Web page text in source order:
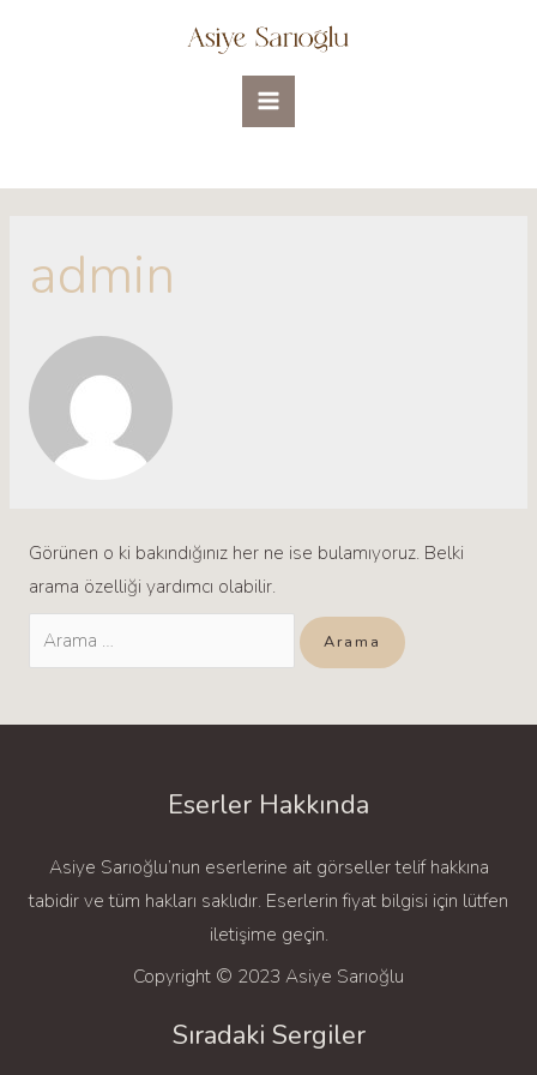
admin
Görünen o ki bakındığınız her ne ise bulamıyoruz. Belki
arama özelliği yardımcı olabilir.
Eserler Hakkında
Asiye Sarıoğlu’nun eserlerine ait görseller telif hakkına
tabidir ve tüm hakları saklıdır. Eserlerin fiyat bilgisi için lütfen
iletişime geçin.
Copyright © 2023 Asiye Sarıoğlu
Sıradaki Sergiler